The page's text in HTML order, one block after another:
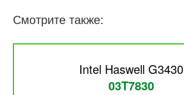
Смотрите также:
Intel Haswell G3430
03T7830